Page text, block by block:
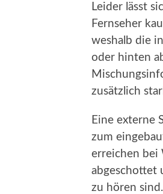
Leider lässt
Fernseher
weshalb die
oder hinten
zusätzlich
Eine externe
zum
erreichen bei
abgeschottet
zu hören